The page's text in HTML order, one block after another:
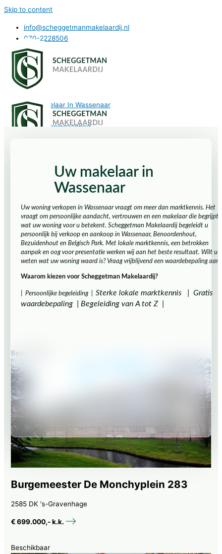
Skip to content
info@scheggetmanmakelaardij.nl
070-2228506
Uw Makelaar In Wassenaar
Aanbod
Woningaanbod
Woning verhuren
Aankoopbegeleiding
Uw Makelaar In Wassenaar
Aanbod
Woningaanbod
Bedrijfsaanbod
Diensten
Woning verkopen
Woning verhuren
Over ons
Neem contact op
Bezichtiging plannen
Uw makelaar in
Wassenaar
Uw woning verkopen in Wassenaar vraagt om meer dan marktkennis. Het
vraagt om persoonlijke aandacht, vertrouwen en een makelaar die begrijpt
wat uw woning voor u betekent. Scheggetman Makelaardij begeleidt u
persoonlijk bij verkoop en aankoop in Wassenaar, Benoordenhout,
Bezuidenhout en Belgisch Park. Met lokale marktkennis, een betrokken
aanpak en oog voor presentatie werken wij aan het beste resultaat. Wilt u
weten wat uw woning waard is? Vraag vrijblijvend een waardebepaling aan.
Waarom kiezen voor Scheggetman Makelaardij?
| Persoonlijke begeleiding | Sterke lokale marktkennis | Gratis
waardebepaling | Begeleiding van A tot Z |
Beschikbaar
Burgemeester De Monchyplein 283
2585 DK 's-Gravenhage
€ 699.000,- k.k.
Beschikbaar